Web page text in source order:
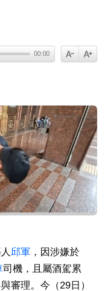
00:00
邱軍 ，因涉嫌於
司機，且屬酒駕累
審理。今（29日）